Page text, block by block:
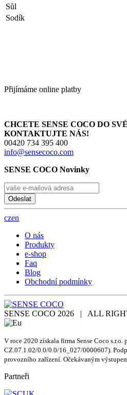
Sůl
Sodík
Přijímáme online platby
CHCETE SENSE COCO DO
KONTAKTUJTE NÁS!
00420 734 395 400
info@sensecoco.com
SENSE COCO Novinky
Odeslat
czen
O nás
Produkty
e-shop
Faq
Blog
Obchodní podmínky
SENSE COCO 2026 | ALL
V roce 2020 získala firma Sense Coco
CZ.07.1.02/0.0/0.0/16_027/0000607).
provozního zařízení. Očekávaným
Partneři